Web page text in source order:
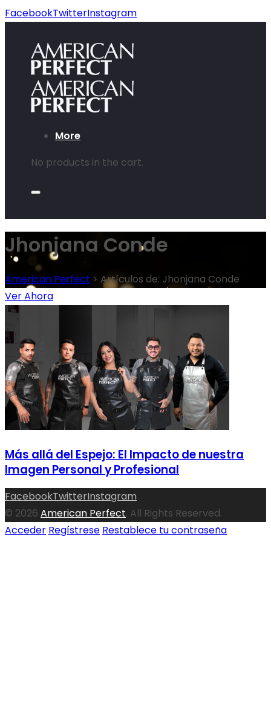
FacebookTwitterInstagram
More
No products in the cart.
Jhonjana Conde
American Perfect > Artículos de: Jhonjana Conde
Ver Ahora
Más allá del Espejo: El Impacto de nuestra
Imagen Personal y Profesional
FacebookTwitterInstagram
© 2026 American Perfect. All Rights Reserved.
Acceder Regístrese Restablece tu contraseña